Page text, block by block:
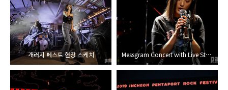
개러지 페스트 현장 스케치 Messgram Concert with Live Streaming